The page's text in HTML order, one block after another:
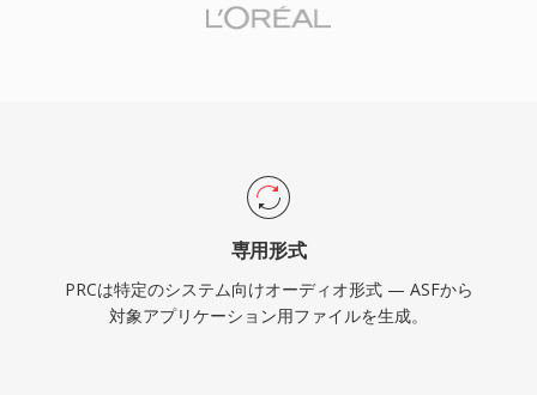
専用形式
PRCは特定のシステム向けオーディオ形式 — ASFから
対象アプリケーション用ファイルを生成。